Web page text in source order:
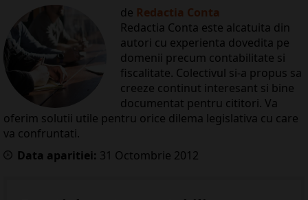
de Redactia Conta
Redactia Conta este alcatuita din
autori cu experienta dovedita pe
domenii precum contabilitate si
fiscalitate. Colectivul si-a propus sa
creeze continut interesant si bine
documentat pentru cititori. Va
oferim solutii utile pentru orice dilema legislativa cu care
va confruntati.
Data aparitiei: 31 Octombrie 2012